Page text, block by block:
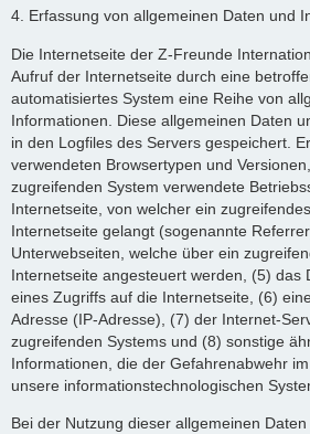
4. Erfassung von allgemeinen Daten und
Die Internetseite der Z-Freunde
Aufruf der Internetseite durch eine
automatisiertes System eine Reihe von
Informationen. Diese allgemeinen Daten
in den Logfiles des Servers gespeichert.
verwendeten Browsertypen und
zugreifenden System verwendete
Internetseite, von welcher ein
Internetseite gelangt (sogenannte
Unterwebseiten, welche über ein
Internetseite angesteuert werden, (5) das
eines Zugriffs auf die Internetseite, (6)
Adresse (IP-Adresse), (7) der Internet-
zugreifenden Systems und (8) sonstige
Informationen, die der Gefahrenabwehr
unsere informationstechnologischen
Bei der Nutzung dieser allgemeinen